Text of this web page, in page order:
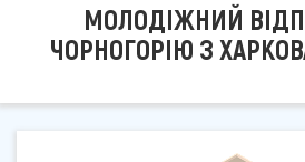
МОЛОДІЖНИЙ
ЧОРНОГОРІЮ З